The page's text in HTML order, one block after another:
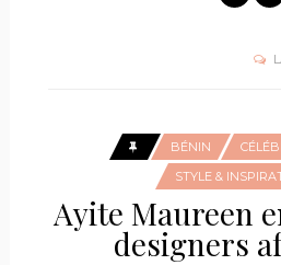
BÉNIN
STYLE &
Ayite Maureen
designers